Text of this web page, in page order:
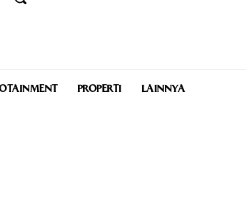
PROPERTI LAINNYA